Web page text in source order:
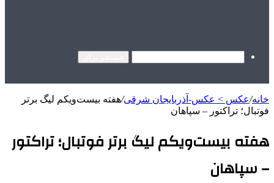
خانه/عکس > عکس-آذربایجان شرقی/هفته بیست‌ویکم لیگ برتر
فوتبال؛ تراکتور – سپاهان
هفته بیست‌ویکم لیگ برتر فوتبال؛ تراکتور
– سپاهان